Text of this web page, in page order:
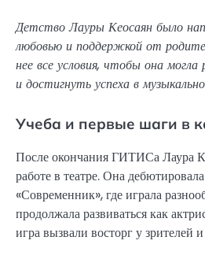
Детство Лауры Кеосаян было
любовью и поддержкой от
нее все условия, чтобы она
и достигнуть успеха в
Учеба и первые шаги в
После окончания ГИТИСа Лаура
работе в театре. Она
«Современник», где играла
продолжала развиваться как
игра вызвали восторг у зрителей